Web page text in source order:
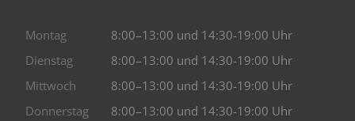
Montag
8:00–13:00 und 14:30-19:00 Uhr
Dienstag
8:00–13:00 und 14:30-19:00 Uhr
Mittwoch
8:00–13:00 und 14:30-19:00 Uhr
Donnerstag
8:00–13:00 und 14:30-19:00 Uhr